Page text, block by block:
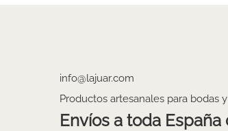
info@lajuar.com
Productos artesanales para bodas
Envíos a toda